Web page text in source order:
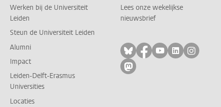
Werken bij de Universiteit
Leiden
Steun de Universiteit Leiden
Alumni
Impact
Leiden-Delft-Erasmus
Universities
Locaties
Lees onze wekelijkse
nieuwsbrief
Volg ons op bluesky
Volg ons op
Volg ons op
Volg ons
Volg
Volg ons op mastodon